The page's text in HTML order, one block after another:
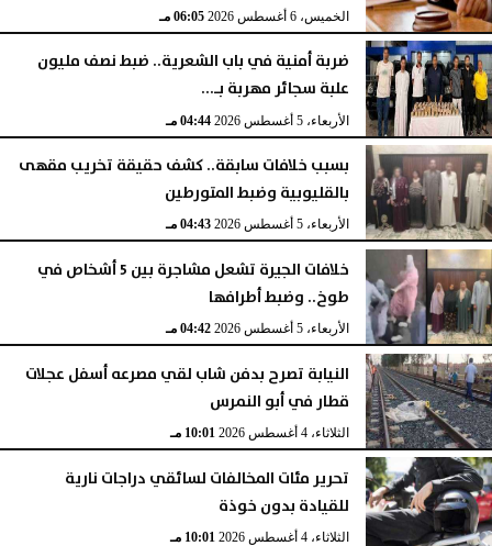
الخميس، 6 أغسطس 2026 06:05 مـ
ضربة أمنية في باب الشعرية.. ضبط نصف مليون
علبة سجائر مهربة بـ...
الأربعاء، 5 أغسطس 2026 04:44 مـ
بسبب خلافات سابقة.. كشف حقيقة تخريب مقهى
بالقليوبية وضبط المتورطين
الأربعاء، 5 أغسطس 2026 04:43 مـ
خلافات الجيرة تشعل مشاجرة بين 5 أشخاص في
طوخ.. وضبط أطرافها
الأربعاء، 5 أغسطس 2026 04:42 مـ
النيابة تصرح بدفن شاب لقي مصرعه أسفل عجلات
قطار في أبو النمرس
الثلاثاء، 4 أغسطس 2026 10:01 مـ
تحرير مئات المخالفات لسائقي دراجات نارية
للقيادة بدون خوذة
الثلاثاء، 4 أغسطس 2026 10:01 مـ